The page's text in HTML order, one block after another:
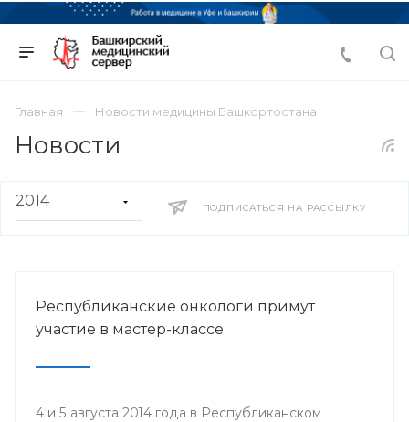
Главная Новости медицины Башкортостана
Новости
ПОДПИСАТЬСЯ НА РАССЫЛКУ
Республиканские онкологи примут
участие в мастер-классе
4 и 5 августа 2014 года в Республиканском